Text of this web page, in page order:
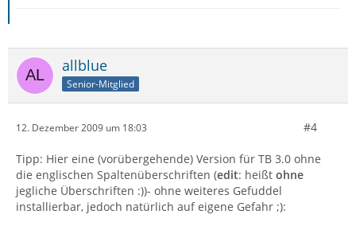
allblue
Senior-Mitglied
12. Dezember 2009 um 18:03 #4
Tipp: Hier eine (vorübergehende) Version für TB 3.0 ohne
die englischen Spaltenüberschriften (edit: heißt ohne
jegliche Überschriften :))- ohne weiteres Gefuddel
installierbar, jedoch natürlich auf eigene Gefahr ;):